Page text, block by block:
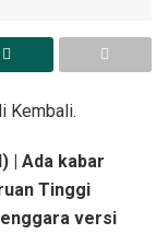
Kembali.
| Ada kabar
Tinggi
versi